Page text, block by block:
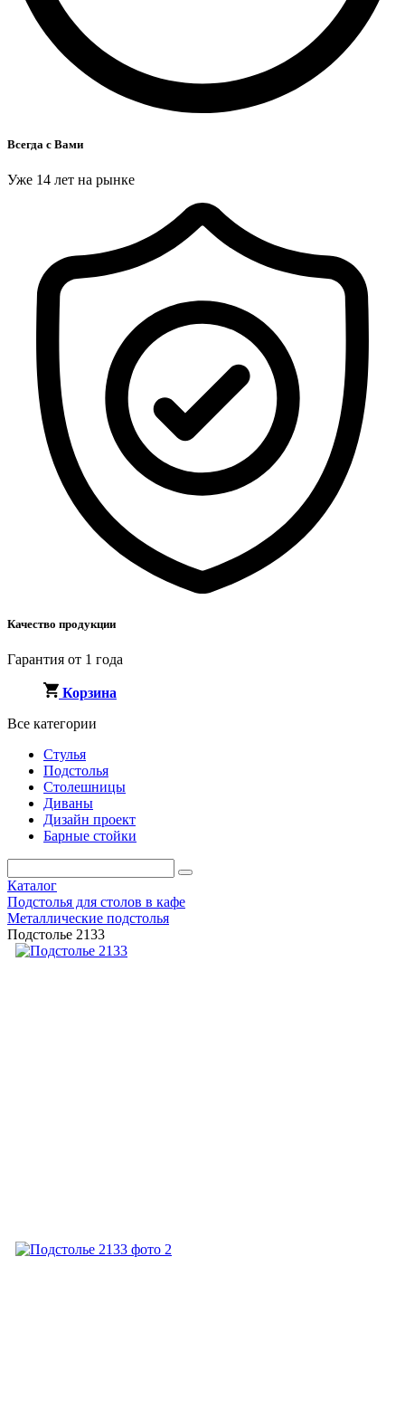
Всегда с Вами
Уже 14 лет на рынке
Качество продукции
Гарантия от 1 года
Корзина
Все категории
Стулья
Подстолья
Столешницы
Диваны
Дизайн проект
Барные стойки
Каталог
Подстолья для столов в кафе
Металлические подстолья
Подстолье 2133